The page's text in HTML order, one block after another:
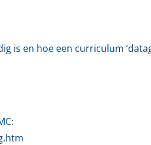
is en hoe een curriculum